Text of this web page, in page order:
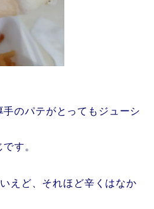
のパテがとってもジューシ
す。
えど、それほど辛くはなか